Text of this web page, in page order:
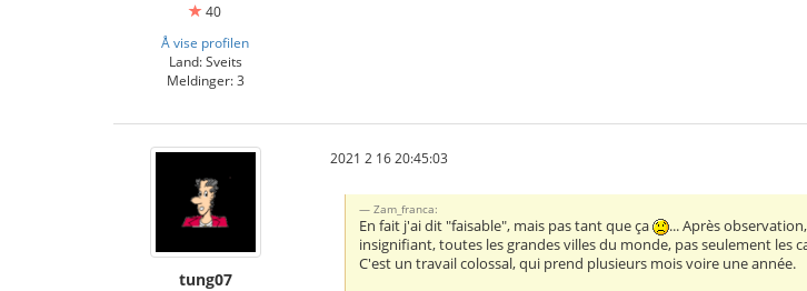
40
Å vise profilen
Land: Sveits
Meldinger: 3
tung07
2021 2 16 20:45:03
Zam_franca:
En fait j'ai dit "faisable", mais pas tant que ça
... Après
insignifiant, toutes les grandes villes du monde, pas seulement les
C'est un travail colossal, qui prend plusieurs mois voire une année.